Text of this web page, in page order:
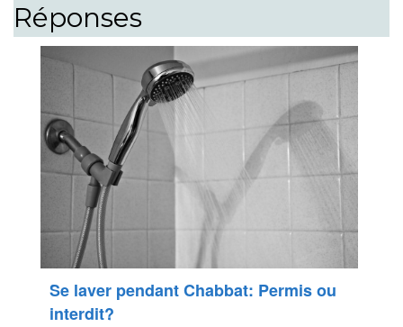
Réponses
Se laver pendant Chabbat: Permis ou
interdit?